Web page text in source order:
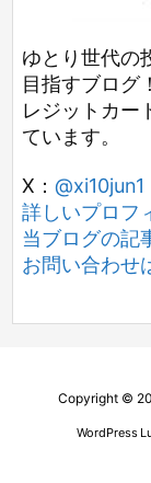
ゆとり世代の
目指すブログ
レジットカー
ています。
X： @xi10jun1
詳しいプロフ
当ブログの記
お問い合わせ
Copyright ©
WordPress